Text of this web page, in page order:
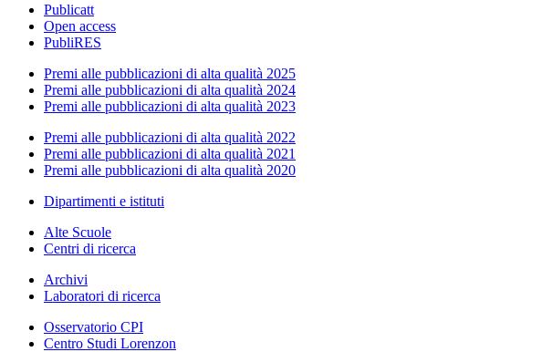
Publicatt
Open access
PubliRES
Premi alle pubblicazioni di alta qualità 2025
Premi alle pubblicazioni di alta qualità 2024
Premi alle pubblicazioni di alta qualità 2023
Premi alle pubblicazioni di alta qualità 2022
Premi alle pubblicazioni di alta qualità 2021
Premi alle pubblicazioni di alta qualità 2020
Dipartimenti e istituti
Alte Scuole
Centri di ricerca
Archivi
Laboratori di ricerca
Osservatorio CPI
Centro Studi Lorenzon